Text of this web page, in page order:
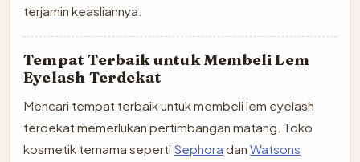
terjamin keasliannya.
Tempat Terbaik untuk Membeli Lem
Eyelash Terdekat
Mencari tempat terbaik untuk membeli lem eyelash
terdekat memerlukan pertimbangan matang. Toko
kosmetik ternama seperti Sephora dan Watsons